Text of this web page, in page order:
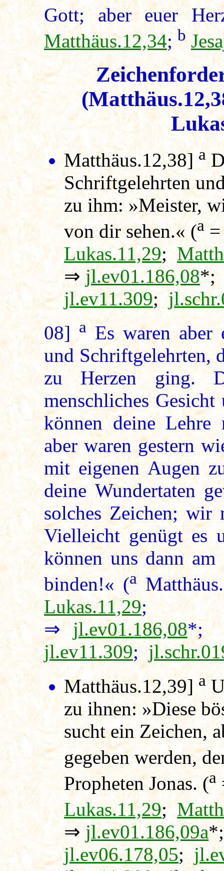
Gott; aber euer
Matthäus.12,34;b
Matthäus.12,38] a
Schriftgelehrten
zu ihm: »Meister,
von dir sehen.« (a
Lukas.11,29;
⇒ jl.ev01.186,08
jl.ev11.309;
08] aEs waren aber
und Schriftgelehrten,
zu Herzen ging.
menschliches
können deine
aber waren gestern
mit eigenen Augen
deine Wundertaten
solches Zeichen; wir
Vielleicht genügt es
können uns dann
binden!« (a
Lukas.11,29
⇒jl.ev01.186,08
jl.ev11.309;
Matthäus.12,39] a
zu ihnen: »Diese
sucht ein Zeichen,
gegeben werden,
Propheten Jonas. (a
Lukas.11,29;
⇒jl.ev01.186,09a
jl.ev06.178,05;